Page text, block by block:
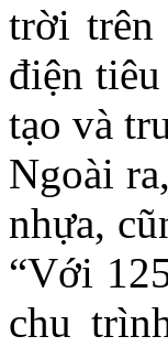
trời trên
điện
tạo và
Ngoài
nhựa,
“Với
chu